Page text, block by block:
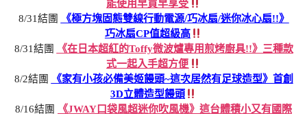
能使用早買早享受
8/31結團
《極方塊固態雙線行動電源/巧冰扇/迷你冰心扇!!》
巧冰扇CP值超級高
8/31結團
《在日本超紅的Toffy微波爐專用煎烤廚具!!》三種款
式一起入手超方便
8/2結團
《家有小孩必備美姬饅頭~這次居然有足球造型》首創
3D立體造型饅頭
8/16結團
《JWAY口袋風超迷你吹風機》這台體積小又有國際